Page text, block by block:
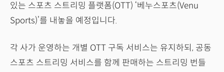
있는 스포츠 스트리밍 플랫폼(OTT) ‘베누스포츠(Venu
Sports)’를 내놓을 예정입니다.
각 사가 운영하는 개별 OTT 구독 서비스는 유지하되, 공동
스포츠 스트리밍 서비스를 함께 판매하는 스트리밍 번들